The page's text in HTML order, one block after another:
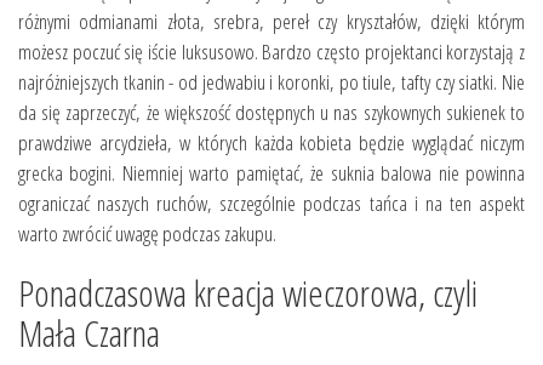
różnymi odmianami złota, srebra, pereł czy kryształów, dzięki którym
możesz poczuć się iście luksusowo. Bardzo często projektanci korzystają z
najróżniejszych tkanin - od jedwabiu i koronki, po tiule, tafty czy siatki. Nie
da się zaprzeczyć, że większość dostępnych u nas szykownych sukienek to
prawdziwe arcydzieła, w których każda kobieta będzie wyglądać niczym
grecka bogini. Niemniej warto pamiętać, że suknia balowa nie powinna
ograniczać naszych ruchów, szczególnie podczas tańca i na ten aspekt
warto zwrócić uwagę podczas zakupu.
Ponadczasowa kreacja wieczorowa, czyli
Mała Czarna